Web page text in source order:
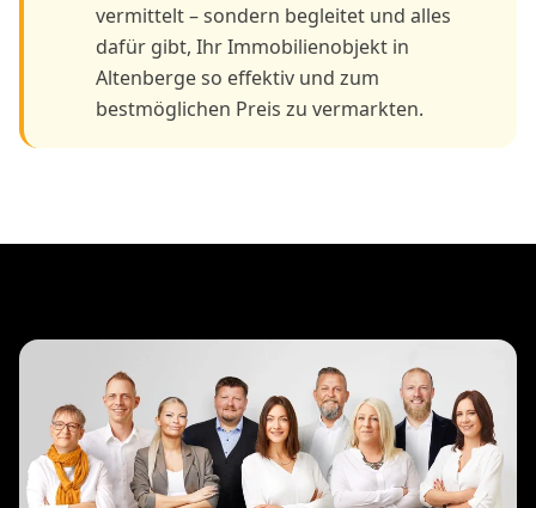
vermittelt – sondern begleitet und alles
dafür gibt, Ihr Immobilienobjekt in
Altenberge so effektiv und zum
bestmöglichen Preis zu vermarkten.